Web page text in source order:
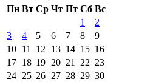
Пн Вт Ср Чт Пт Сб Вс
1
2
3
4 5 6 7 8
9
10 11 12 13 14 15 16
17 18 19 20 21 22 23
24 25 26 27 28 29 30